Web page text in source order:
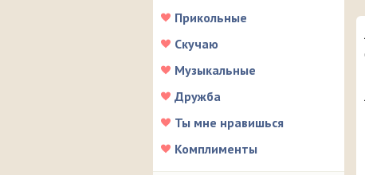
Прикольные
Скучаю
Музыкальные
Дружба
Ты мне нравишься
Комплименты